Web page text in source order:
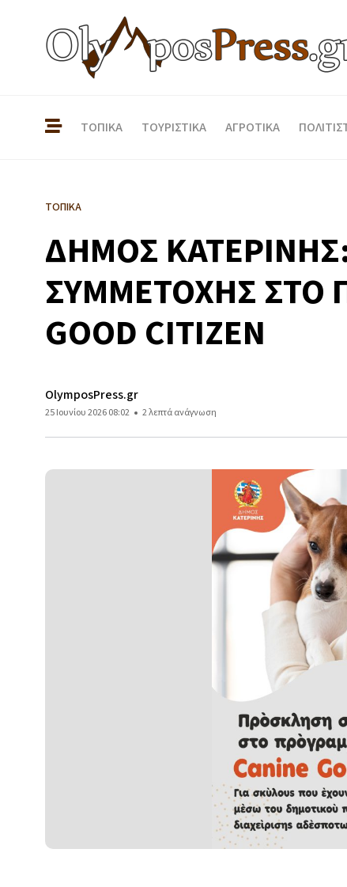
ΤΟΠΙΚΑ ΤΟΥΡΙΣΤΙΚΑ ΑΓΡΟΤΙΚΑ
ΤΟΠΙΚΑ
ΔΗΜΟΣ
ΣΥΜΜΕΤΟΧΗΣ ΣΤΟ
GOOD CITIZEN
OlymposPress.gr
25 Ιουνίου 2026 08:02 2 λεπτά ανάγνωση